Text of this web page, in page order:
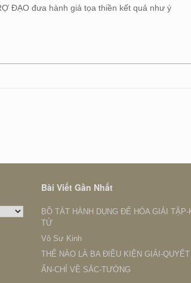
ĐẠO đưa hành giả tọa thiền kết quả như ý
Bài Viết Gần Nhất
BỒ TÁT HÀNH DỤNG ĐỂ HÓA GIẢI TẬP-
TỬ
Vô Sư Kinh
THẾ NÀO LÀ BA ĐIỀU KIỆN GIẢI-
ẤN-CHỈ VỀ SẮC-TƯỚNG